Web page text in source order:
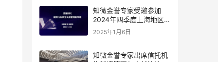
知微金誉专家受邀参加
2024年四季度上海地区期
货公司首席风险官联席会
2025年1月6日
知微金誉专家出席信托机